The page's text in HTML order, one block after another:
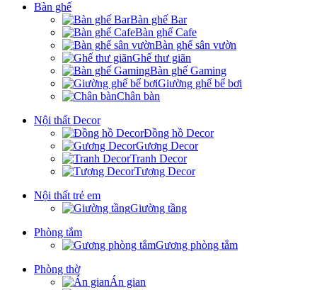
Bàn ghế
Bàn ghế Bar
Bàn ghế Cafe
Bàn ghế sân vườn
Ghế thư giãn
Bàn ghế Gaming
Giường ghế bể bơi
Chân bàn
Nội thất Decor
Đồng hồ Decor
Gương Decor
Tranh Decor
Tượng Decor
Nội thất trẻ em
Giường tầng
Phòng tắm
Gương phòng tắm
Phòng thờ
Án gian